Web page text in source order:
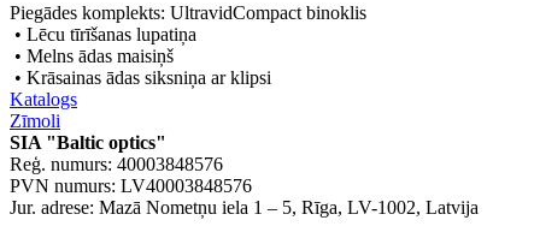
Piegādes komplekts: UltravidCompact binoklis
• Lēcu tīrīšanas lupatiņa
• Melns ādas maisiņš
• Krāsainas ādas siksniņa ar klipsi
Katalogs
Zīmoli
SIA "Baltic optics"
Reģ. numurs: 40003848576
PVN numurs: LV40003848576
Jur. adrese: Mazā Nometņu iela 1 – 5, Rīga, LV-1002, Latvija